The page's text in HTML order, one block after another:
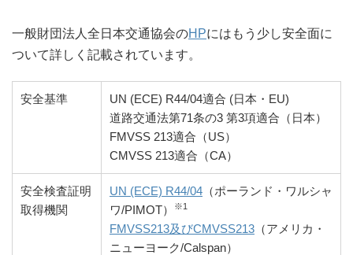
一般財団法人全日本交通協会のHPにはもう少し安全面に
ついて詳しく記載されています。
安全基準
UN (ECE) R44/04適合 (日本・EU)
道路交通法第71条の3 第3項適合（日本）
FMVSS 213適合（US）
CMVSS 213適合（CA）
安全検査証明
取得機関
UN (ECE) R44/04 （ポーランド・ワルシャ
ワ/PIMOT）
※1
FMVSS213及びCMVSS213 （アメリカ・
ニューヨーク/Calspan）